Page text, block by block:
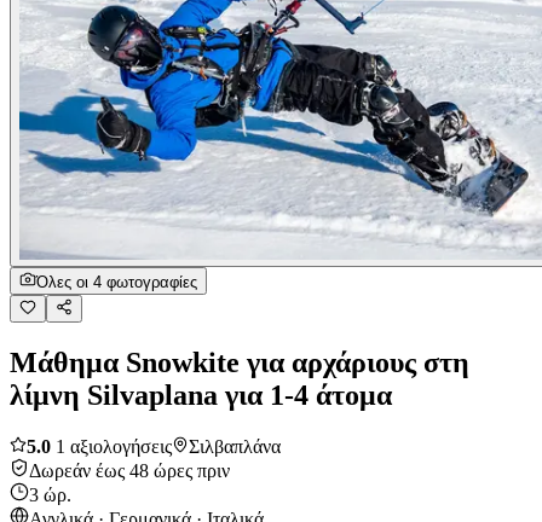
Όλες οι 4 φωτογραφίες
Μάθημα Snowkite για αρχάριους στη
λίμνη Silvaplana για 1-4 άτομα
5.0 1 αξιολογήσεις
Σιλβαπλάνα
Δωρεάν έως 48 ώρες πριν
3 ώρ.